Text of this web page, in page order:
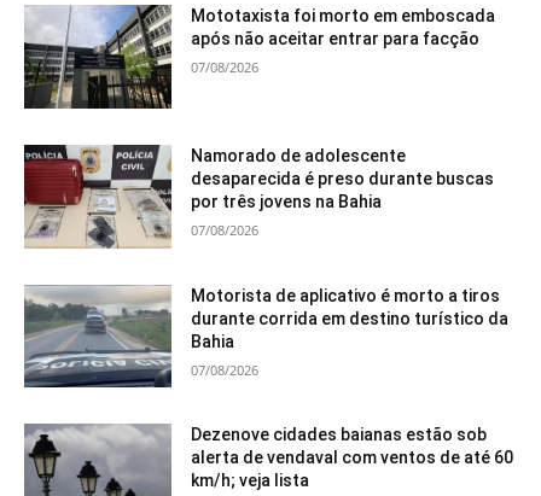
Mototaxista foi morto em emboscada
após não aceitar entrar para facção
07/08/2026
Namorado de adolescente
desaparecida é preso durante buscas
por três jovens na Bahia
07/08/2026
Motorista de aplicativo é morto a tiros
durante corrida em destino turístico da
Bahia
07/08/2026
Dezenove cidades baianas estão sob
alerta de vendaval com ventos de até 60
km/h; veja lista